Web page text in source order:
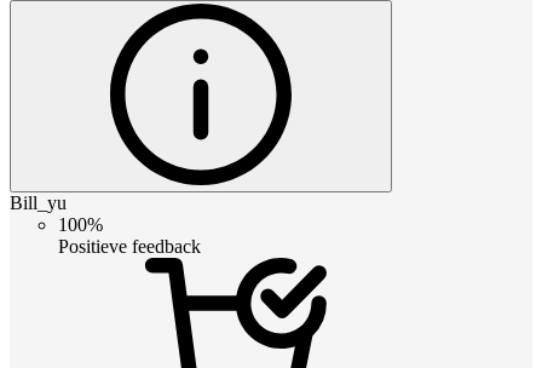
Bill_yu
100%
Positieve feedback